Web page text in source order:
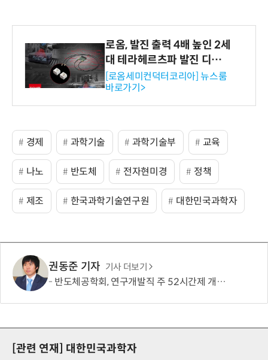
로옴, 발진 출력 4배 높인 2세
대 테라헤르츠파 발진 디바이
스 개발
[로옴세미컨덕터코리아] 뉴스룸
바로가기>
경제 과학기술 과학기술부 교육
나노 반도체 전자현미경 정책
제조 한국과학기술연구원 대한민국과학자
권동준 기자 기사 더보기
반도체공학회, 연구개발직 주 52시간제 개선 요구
[관련 연재] 대한민국과학자